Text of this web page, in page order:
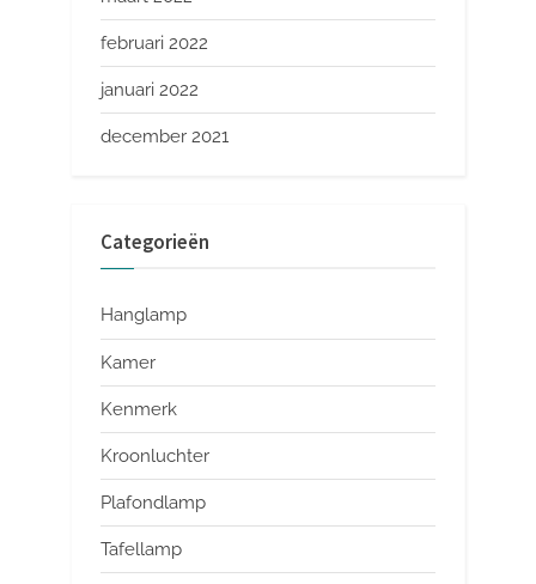
februari 2022
januari 2022
december 2021
Categorieën
Hanglamp
Kamer
Kenmerk
Kroonluchter
Plafondlamp
Tafellamp